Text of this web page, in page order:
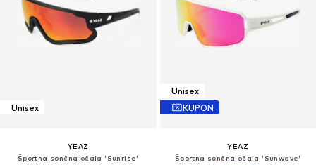
Unisex
YEAZ
Športna sončna očala 'Sunrise'
Unisex
KUPON
YEAZ
Športna sončna očala 'Sunwave'